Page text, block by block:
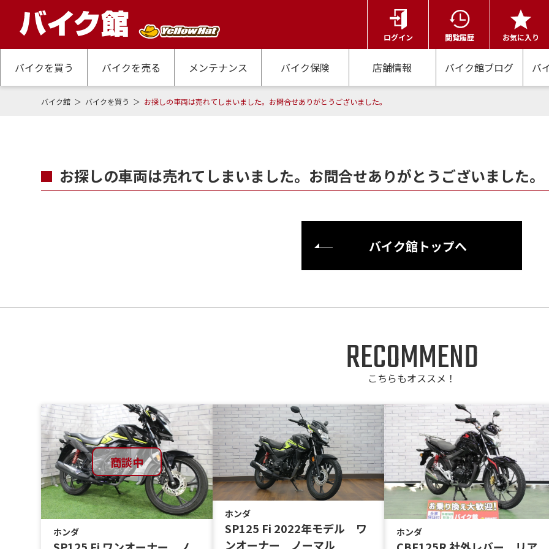
ログイン 閲覧履歴 お気に入り
バイクを買う バイクを売る メンテナンス バイク保険 店舗情報 バイク館ブログ バ
バイク館 バイクを買う お探しの車両は売れてしまいました。お問合せありがとうございました。
お探しの車両は売れてしまいました。お問合せありがとうございました。
バイク館トップへ
RECOMMEND
こちらもオススメ！
商談中
ホンダ
ホンダ
SP125 Fi 2022年モデル ワ
ンオーナー ノーマル
ホンダ